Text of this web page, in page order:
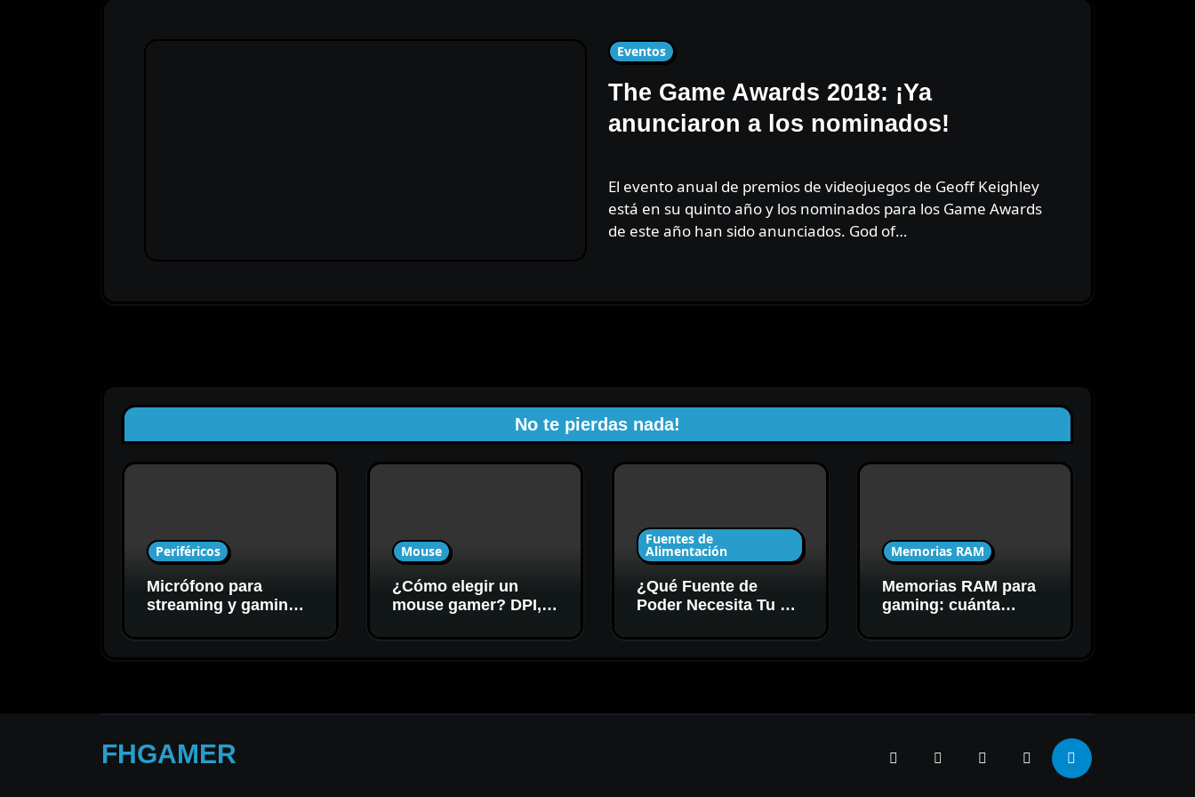
Eventos
The Game Awards 2018: ¡Ya
anunciaron a los nominados!
El evento anual de premios de videojuegos de Geoff Keighley
está en su quinto año y los nominados para los Game Awards
de este año han sido anunciados. God of…
No te pierdas nada!
Periféricos
Micrófono para
streaming y gaming:
para tu setup
Mouse
¿Cómo elegir un
mouse gamer? DPI,
Fuentes de
Alimentación
¿Qué Fuente de
Poder Necesita Tu PC
Certificación
Memorias RAM
Memorias RAM para
gaming: cuánta
velocidad necesitás
FHGAMER